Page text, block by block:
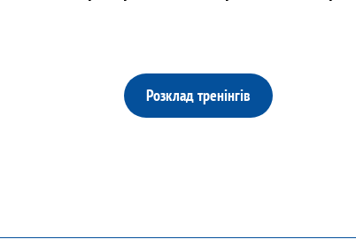
Розклад тренінгів